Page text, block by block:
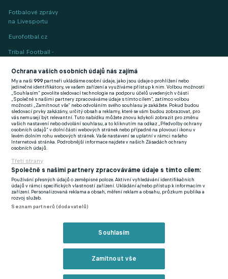
Fotbalové zprávy
na Livesportu
Eurofotbal.cz
Tribal Football -
(EN)
FlashFutbal (SK)
Tenisportal.cz
Tenisové zprávy
na Livesportu
Podmínky užití
Zásady ochrany osobních údajů
GDPR a žurnalistika
Ochrana vašich osobních údajů nás zajímá
My a naši999 partneři ukládáme osobní údaje, jako jsou údaje o prohlížení nebo
jedinečné identifikátory, ve vašem zařízení a využíváme přístup k nim. Volbou možnosti
„Souhlasím“ povolíte sledovací technologie na podporu účelů uvedených v části
„Společně s našimi partnery zpracováváme údaje s tímto cílem“, zatímco volbou
možnosti „Zamítnout vše“ nebo odvoláním svého souhlasu je zakážete. Pokud budou
sledovací prvky zakázány, určitý obsah a reklamy, které se vám budou zobrazovat, pro
vás nemusejí být relevantní. Tuto nabídku můžete znovu kdykoli zobrazit pro změnu
vašich nastavení nebo odvolání souhlasu, a to kliknutím na odkaz „Předvolby ochrany
osobních údajů“ v dolní části webových stránek nebo případně na plovoucí ikonu v
levém dolním rohu webových stránek. Vaše nastavení se uplatní v rámci našeho
Internetová stránka. Podrobnější informace najdete v našich Zásadách ochrany
osobních údajů.
Třetí strany
Společně s našimi partnery zpracováváme údaje s tímto cílem:
Používání přesných údajů o zeměpisné poloze. Aktivní vyhledávání identifikačních
údajů v rámci specifických vlastností zařízení. Ukládání a/nebo přístup k informacím v
zařízení. Personalizovaná reklama a obsah, měření reklam a obsahu, průzkum publika a
rozvoj služeb.
Seznam partnerů (dodavatelů)
Souhlasím
Zamítnout vše